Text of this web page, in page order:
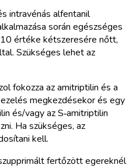
intravénás alfentanil
során egészséges
értéke kétszeresére nőtt,
Szükséges lehet az
fokozza az amitriptilin és a
megkezdésekor és egy
és/vagy az S‑amitriptilin
Ha szükséges, az
kell.
fertőzött egereknél